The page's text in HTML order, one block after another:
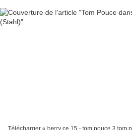
Télécharger « berry ce 15 - tom pouce 3 tom